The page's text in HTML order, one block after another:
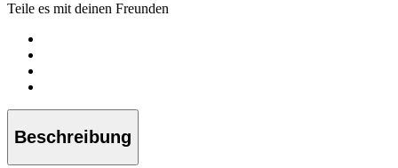
Teile es mit deinen Freunden
Beschreibung